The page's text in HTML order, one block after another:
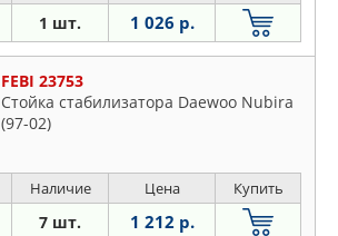
1 шт. 1 026 р.
FEBI 23753
Стойка стабилизатора Daewoo Nubira
(97-02)
Наличие Цена Купить
7 шт. 1 212 р.